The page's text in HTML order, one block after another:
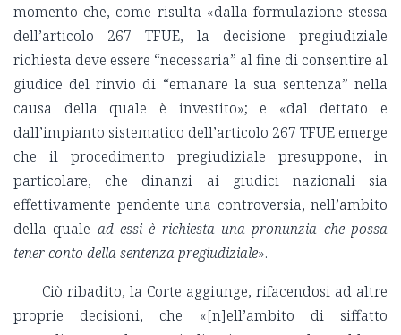
momento che, come risulta «dalla formulazione stessa
dell’articolo 267 TFUE, la decisione pregiudiziale
richiesta deve essere “necessaria” al fine di consentire al
giudice del rinvio di “emanare la sua sentenza” nella
causa della quale è investito»; e «dal dettato e
dall’impianto sistematico dell’articolo 267 TFUE emerge
che il procedimento pregiudiziale presuppone, in
particolare, che dinanzi ai giudici nazionali sia
effettivamente pendente una controversia, nell’ambito
della quale ad essi è richiesta una pronunzia che possa
tener conto della sentenza pregiudiziale».
Ciò ribadito, la Corte aggiunge, rifacendosi ad altre
proprie decisioni, che «[n]ell’ambito di siffatto